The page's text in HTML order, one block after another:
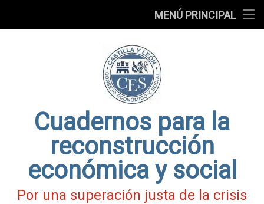
MENÚ PRINCIPAL
Cuadernos para la
reconstrucción
económica y social
Por una superación justa de la crisis